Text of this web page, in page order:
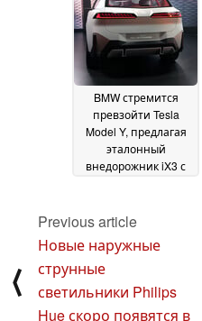
2025
BMW стремится
превзойти Tesla
Model Y, предлагая
эталонный
внедорожник iX3 с
комфортом Neue
⟨
Previous article
Новые наружные
струнные
светильники Philips
Hue скоро появятся в